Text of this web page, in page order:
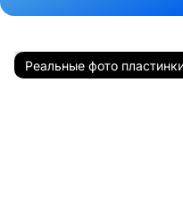
Реальные фото